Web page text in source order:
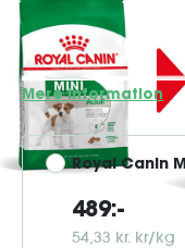
udviklet til at
Dette foder er
Foderet opfylder din
Mere information
Royal Canin
489:-
54,33 kr. kr/kg